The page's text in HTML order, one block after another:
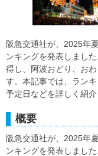
阪急交通社が、2025年
ンキングを発表しまし
得し、阿波おどり、お
す。本記事では、ラン
予定日などを詳しく紹介
概要
阪急交通社が、2025年
ンキングを発表しまし